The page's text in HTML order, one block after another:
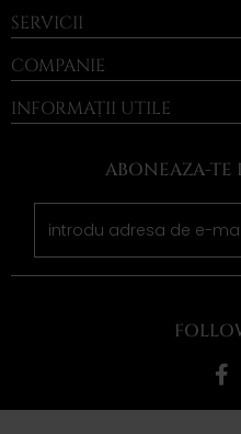
SERVICII
COMPANIE
INFORMAȚII UTILE
ABONEAZA-TE